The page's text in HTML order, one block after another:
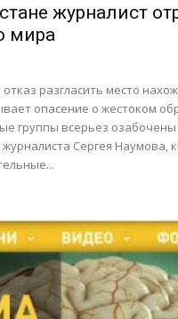
журналист
мира
разгласить место
опасение о жестоком
группы всерьез озабочены
Сергея Наумова,